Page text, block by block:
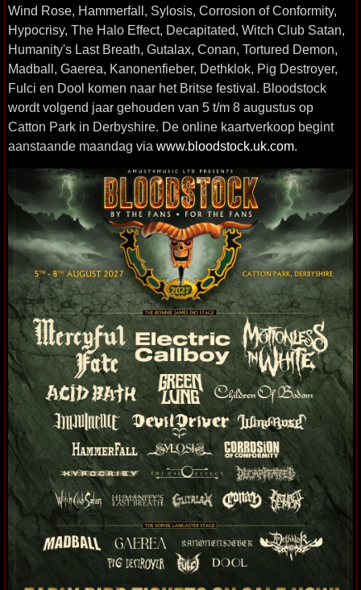
Wind Rose, Hammerfall, Sylosis, Corrosion of Conformity,
Hypocrisy, The Halo Effect, Decapitated, Witch Club Satan,
Humanity's Last Breath, Gutalax, Conan, Tortured Demon,
Madball, Gaerea, Kanonenfieber, Dethklok, Pig Destroyer,
Fulci en Dool komen naar het Britse festival. Bloodstock
wordt volgend jaar gehouden van 5 t/m 8 augustus op
Catton Park in Derbyshire. De online kaartverkoop begint
aanstaande maandag via www.bloodstock.uk.com.